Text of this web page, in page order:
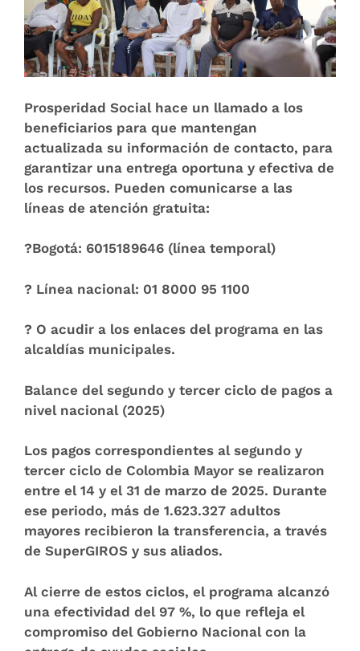
Prosperidad Social hace un llamado a los
beneficiarios para que mantengan
actualizada su información de contacto, para
garantizar una entrega oportuna y efectiva de
los recursos. Pueden comunicarse a las
líneas de atención gratuita:
?Bogotá: 6015189646 (línea temporal)
? Línea nacional: 01 8000 95 1100
? O acudir a los enlaces del programa en las
alcaldías municipales.
Balance del segundo y tercer ciclo de pagos a
nivel nacional (2025)
Los pagos correspondientes al segundo y
tercer ciclo de Colombia Mayor se realizaron
entre el 14 y el 31 de marzo de 2025. Durante
ese periodo, más de 1.623.327 adultos
mayores recibieron la transferencia, a través
de SuperGIROS y sus aliados.
Al cierre de estos ciclos, el programa alcanzó
una efectividad del 97 %, lo que refleja el
compromiso del Gobierno Nacional con la